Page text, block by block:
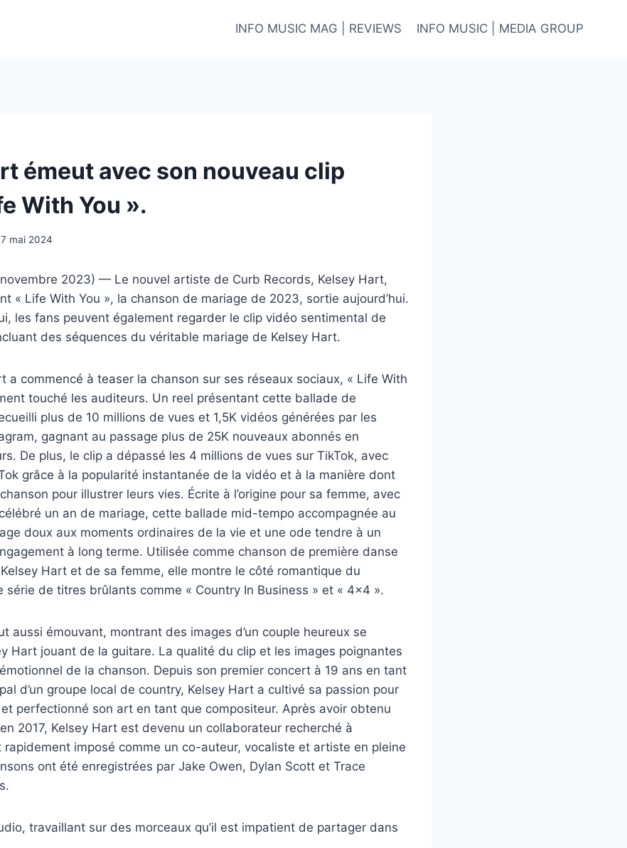
INFO MUSIC MAG | REVIEWS INFO MUSIC | MEDIA GROUP
émeut avec son nouveau clip
With You ».
mai 2024
2023) — Le nouvel artiste de Curb Records, Kelsey Hart,
« Life With You », la chanson de mariage de 2023, sortie aujourd’hui.
les fans peuvent également regarder le clip vidéo sentimental de
des séquences du véritable mariage de Kelsey Hart.
a commencé à teaser la chanson sur ses réseaux sociaux, « Life With
touché les auditeurs. Un reel présentant cette ballade de
plus de 10 millions de vues et 1,5K vidéos générées par les
gagnant au passage plus de 25K nouveaux abonnés en
De plus, le clip a dépassé les 4 millions de vues sur TikTok, avec
grâce à la popularité instantanée de la vidéo et à la manière dont
pour illustrer leurs vies. Écrite à l’origine pour sa femme, avec
un an de mariage, cette ballade mid-tempo accompagnée au
doux aux moments ordinaires de la vie et une ode tendre à un
à long terme. Utilisée comme chanson de première danse
Hart et de sa femme, elle montre le côté romantique du
série de titres brûlants comme « Country In Business » et « 4×4 ».
aussi émouvant, montrant des images d’un couple heureux se
Hart jouant de la guitare. La qualité du clip et les images poignantes
de la chanson. Depuis son premier concert à 19 ans en tant
d’un groupe local de country, Kelsey Hart a cultivé sa passion pour
perfectionné son art en tant que compositeur. Après avoir obtenu
2017, Kelsey Hart est devenu un collaborateur recherché à
rapidement imposé comme un co-auteur, vocaliste et artiste en pleine
ont été enregistrées par Jake Owen, Dylan Scott et Trace
travaillant sur des morceaux qu’il est impatient de partager dans